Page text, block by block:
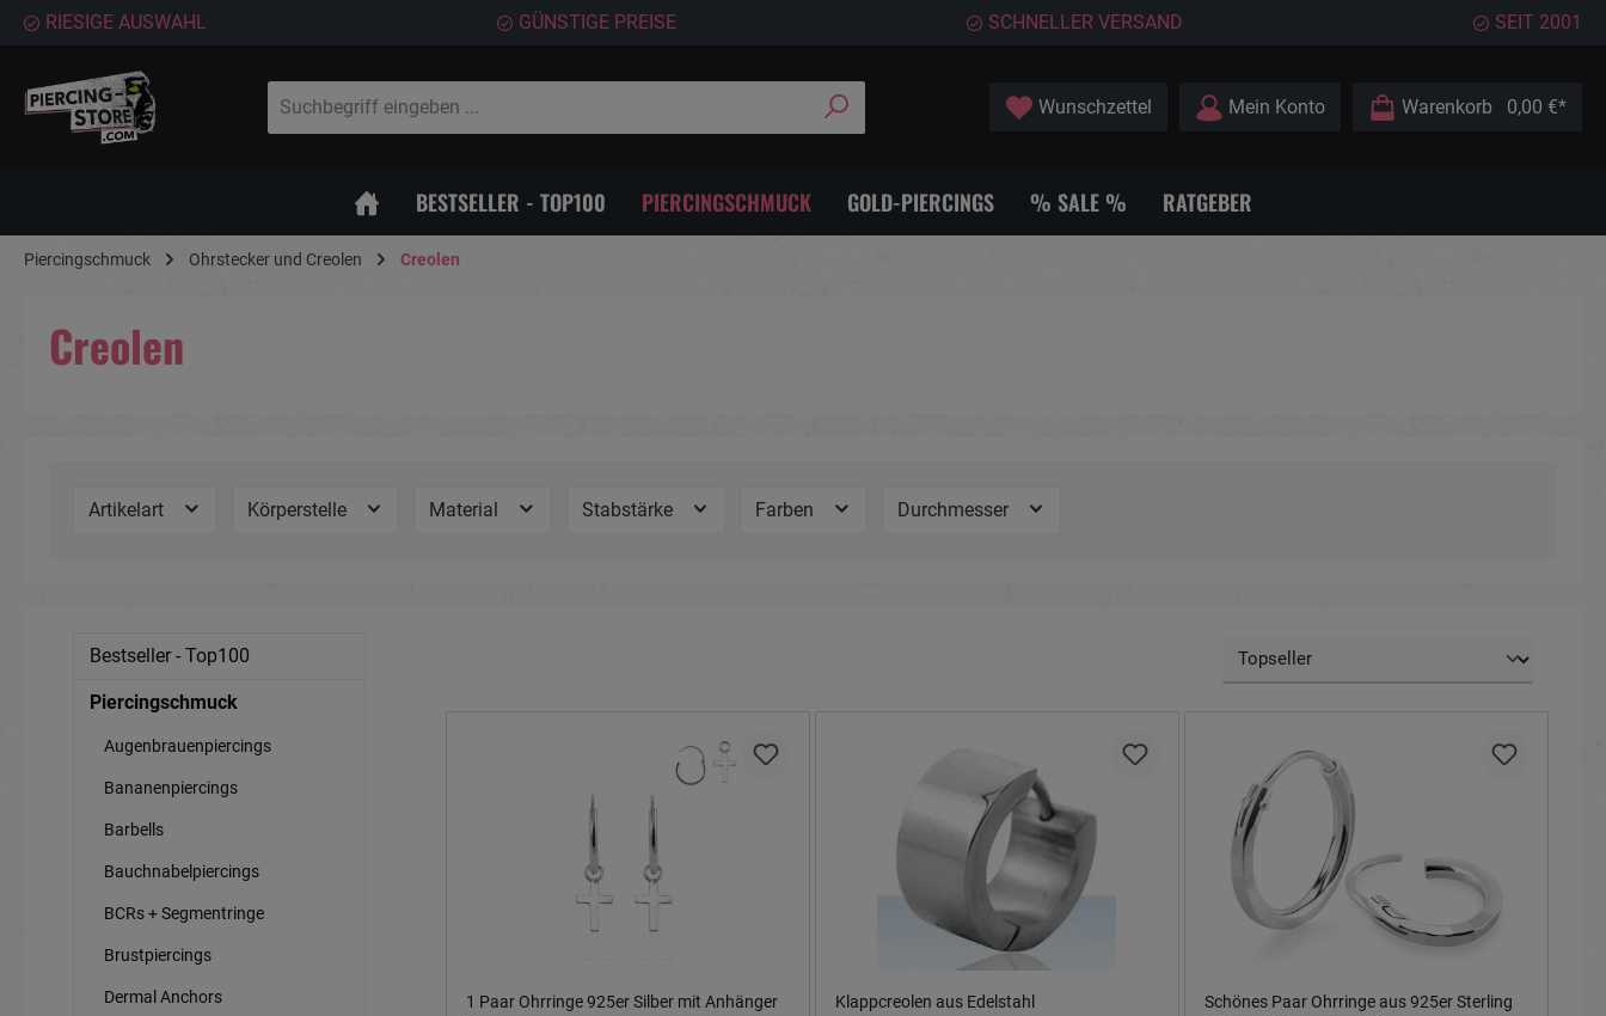
Zur Hauptnavigation springen
RIESIGE AUSWAHL GÜNSTIGE PREISE SCHNELLER VERSAND SEIT 2001
Wunschzettel Mein Konto Warenkorb 0,00 €*
BESTSELLER - TOP100 PIERCINGSCHMUCK GOLD-PIERCINGS % SALE % RATGEBER
Piercingschmuck Ohrstecker und Creolen Creolen
Creolen
Artikelart Körperstelle Material Stabstärke Farben Durchmesser
Bestseller - Top100
Piercingschmuck
Augenbrauenpiercings
Bananenpiercings
Barbells
Bauchnabelpiercings
BCRs + Segmentringe
Brustpiercings
Dermal Anchors
1 Paar Ohrringe 925er Silber mit Anhänger
Klappcreolen aus Edelstahl
Schönes Paar Ohrringe aus 925er Sterling